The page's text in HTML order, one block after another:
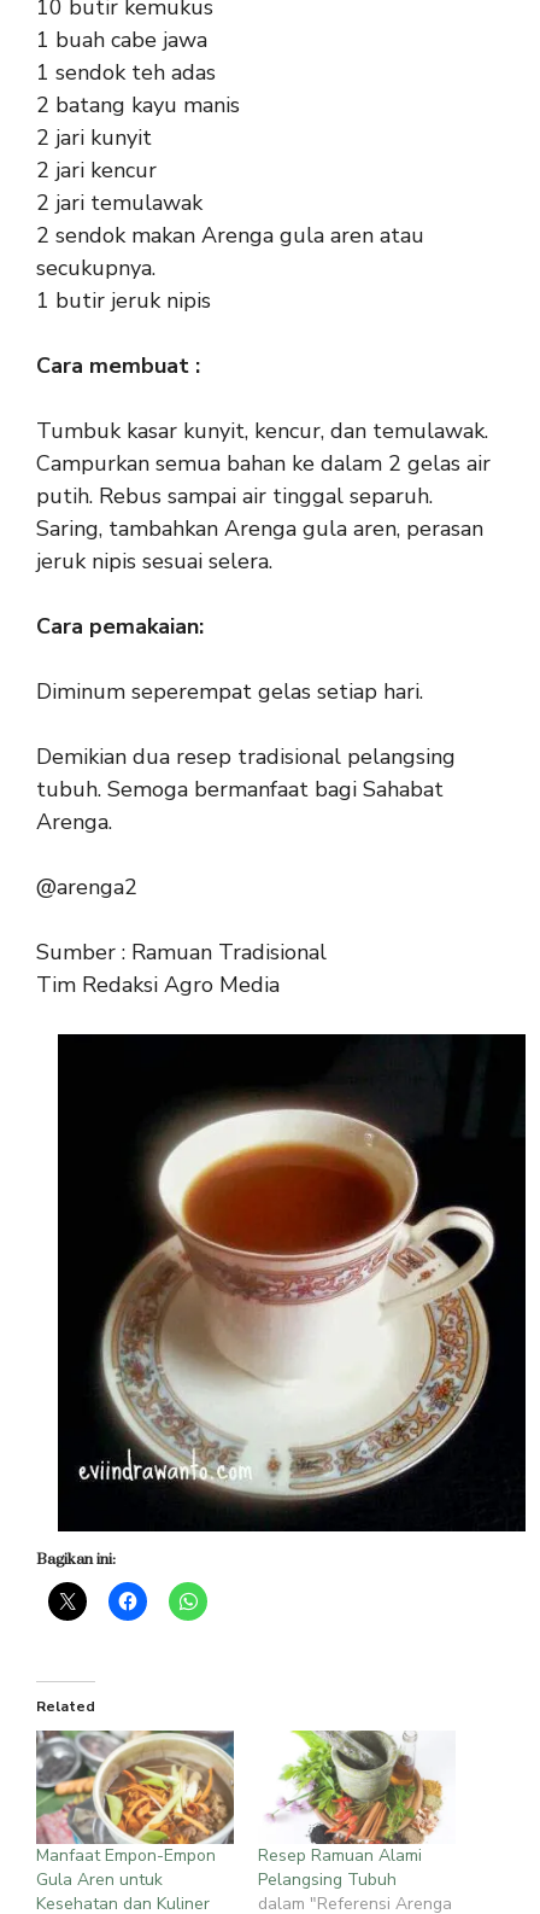
10 butir kemukus
1 buah cabe jawa
1 sendok teh adas
2 batang kayu manis
2 jari kunyit
2 jari kencur
2 jari temulawak
2 sendok makan Arenga gula aren atau
secukupnya.
1 butir jeruk nipis
Cara membuat :
Tumbuk kasar kunyit, kencur, dan temulawak.
Campurkan semua bahan ke dalam 2 gelas air
putih. Rebus sampai air tinggal separuh.
Saring, tambahkan Arenga gula aren, perasan
jeruk nipis sesuai selera.
Cara pemakaian:
Diminum seperempat gelas setiap hari.
Demikian dua resep tradisional pelangsing
tubuh. Semoga bermanfaat bagi Sahabat
Arenga.
@arenga2
Sumber : Ramuan Tradisional
Tim Redaksi Agro Media
Bagikan ini:
Related
Manfaat Empon-Empon
Gula Aren untuk
Kesehatan dan Kuliner
Resep Ramuan Alami
Pelangsing Tubuh
dalam "Referensi Arenga